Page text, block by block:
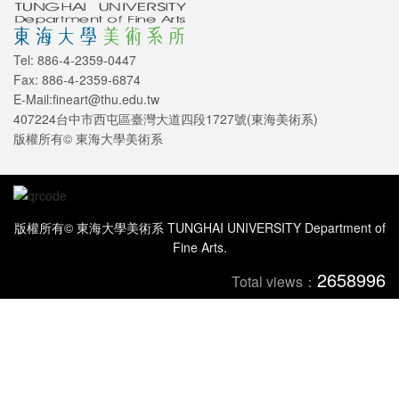
Tel: 886-4-2359-0447
Fax: 886-4-2359-6874
E-Mail:fineart@thu.edu.tw
407224台中市西屯區臺灣大道四段1727號(東海美術系)
版權所有© 東海大學美術系
版權所有© 東海大學美術系 TUNGHAI UNIVERSITY Department of
Fine Arts.
Total views： 2658996